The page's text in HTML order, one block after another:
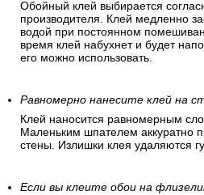
Рисунок не определен (встречная
последующих полотен клеится в
направлении, относительно
Обойный клей выбирается
производителя. Клей медленно
водой при постоянном
время клей набухнет и будет
его можно использовать.
Равномерно нанесите клей на